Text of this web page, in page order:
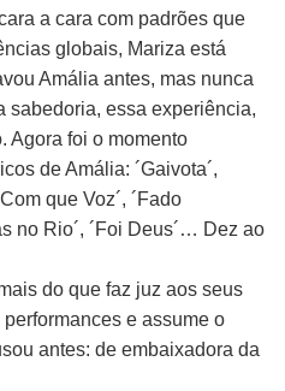
a cara com padrões que
globais, Mariza está
Amália antes, mas nunca
sabedoria, essa experiência,
Agora foi o momento
de Amália: ´Gaivota´,
que Voz´, ´Fado
no Rio´, ´Foi Deus´… Dez ao
do que faz juz aos seus
e assume o
antes: de embaixadora da